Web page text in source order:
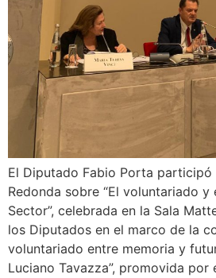
El Diputado Fabio Porta participó
Redonda sobre “El voluntariado
Sector”, celebrada en la Sala
los Diputados en el marco de la
voluntariado entre memoria y
Luciano Tavazza”, promovida por